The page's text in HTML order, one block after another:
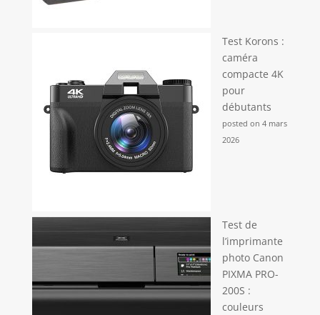
Test Korons :
caméra
compacte 4K
pour
débutants
posted on 4 mars
2026
Test de
l’imprimante
photo Canon
PIXMA PRO-
200S :
couleurs